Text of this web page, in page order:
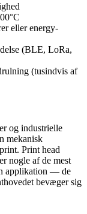
eller energy-
(BLE, LoRa,
(tusindvis af
og industrielle
mekanisk
Print head
nogle af de mest
applikation — de
bevæger sig